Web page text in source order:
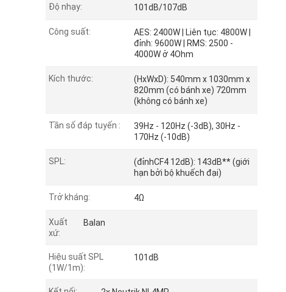
Độ nhạy: 101dB/107dB
Công suất:
AES: 2400W | Liên tục: 4800W |
đỉnh: 9600W | RMS: 2500 -
4000W ở 4Ohm
Kích thước:
(HxWxD): 540mm x 1030mm x
820mm (có bánh xe) 720mm
(không có bánh xe)
Tần số đáp tuyến :
39Hz - 120Hz (-3dB), 30Hz -
170Hz (-10dB)
SPL:
(đỉnhCF4 12dB): 143dB** (giới
hạn bởi bộ khuếch đại)
Trở kháng: 4Ω
Xuất
xứ:
Balan
Hiệu suất SPL
(1W/1m):
101dB